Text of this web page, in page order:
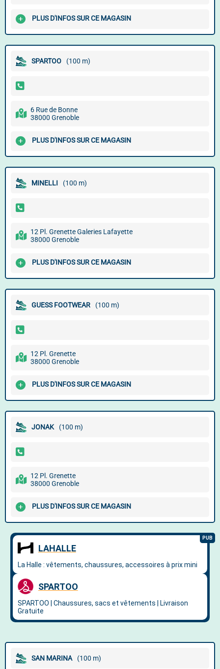
PLUS D'INFOS SUR CE MAGASIN
SPARTOO (100 m)
6 Rue de Bonne
38000 Grenoble
PLUS D'INFOS SUR CE MAGASIN
MINELLI (100 m)
12 Pl. Grenette Galeries Lafayette
38000 Grenoble
PLUS D'INFOS SUR CE MAGASIN
GUESS FOOTWEAR (100 m)
12 Pl. Grenette
38000 Grenoble
PLUS D'INFOS SUR CE MAGASIN
JONAK (100 m)
12 Pl. Grenette
38000 Grenoble
PLUS D'INFOS SUR CE MAGASIN
SAN MARINA (100 m)